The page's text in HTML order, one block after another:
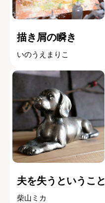
描き屑の瞬き
いのうえまりこ
夫を失うということ
柴山ミカ